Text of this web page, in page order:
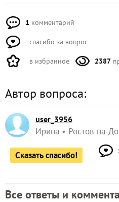
1 комментарий
спасибо за вопрос
в избранное 2387
Автор вопроса:
user_3956
Ирина Ростов-на-
Сказать спасибо!
Все ответы и